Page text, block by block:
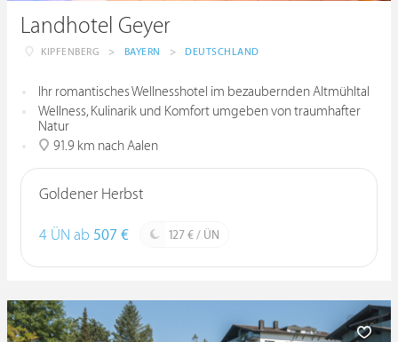
Landhotel Geyer
KIPFENBERG > BAYERN > DEUTSCHLAND
Ihr romantisches Wellnesshotel im bezaubernden Altmühltal
Wellness, Kulinarik und Komfort umgeben von traumhafter
Natur
91.9 km nach Aalen
Goldener Herbst
4 ÜN ab 507 € 127 € / ÜN